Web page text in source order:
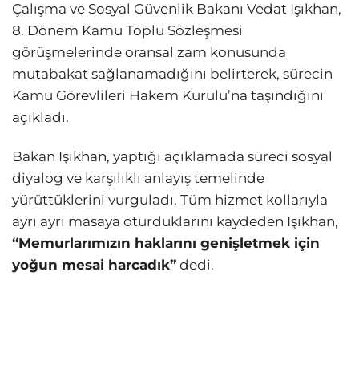
Çalışma ve Sosyal Güvenlik Bakanı Vedat Işıkhan,
8. Dönem Kamu Toplu Sözleşmesi
görüşmelerinde oransal zam konusunda
mutabakat sağlanamadığını belirterek, sürecin
Kamu Görevlileri Hakem Kurulu’na taşındığını
açıkladı.
Bakan Işıkhan, yaptığı açıklamada süreci sosyal
diyalog ve karşılıklı anlayış temelinde
yürüttüklerini vurguladı. Tüm hizmet kollarıyla
ayrı ayrı masaya oturduklarını kaydeden Işıkhan,
“Memurlarımızın haklarını genişletmek için
yoğun mesai harcadık” dedi.